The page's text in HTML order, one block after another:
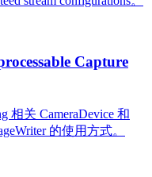
Capture
相关 CameraDevice 和
的使用方式。